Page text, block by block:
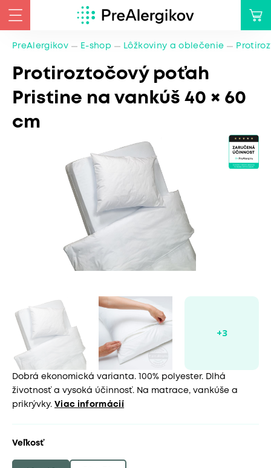
PreAlergikov E-shop Lôžkoviny a oblečenie
Protiroztočový poťah
Pristine na vankúš 40 × 60
cm
Dobrá ekonomická varianta. 100% polyester. Dlhá
životnosť a vysoká účinnosť. Na matrace, vankúše a
prikrývky. Viac informácií
Veľkosť